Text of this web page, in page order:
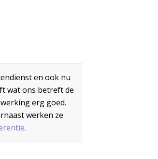
en ook nu
wat ons betreft de
erg goed.
werken ze
CONTACT OP